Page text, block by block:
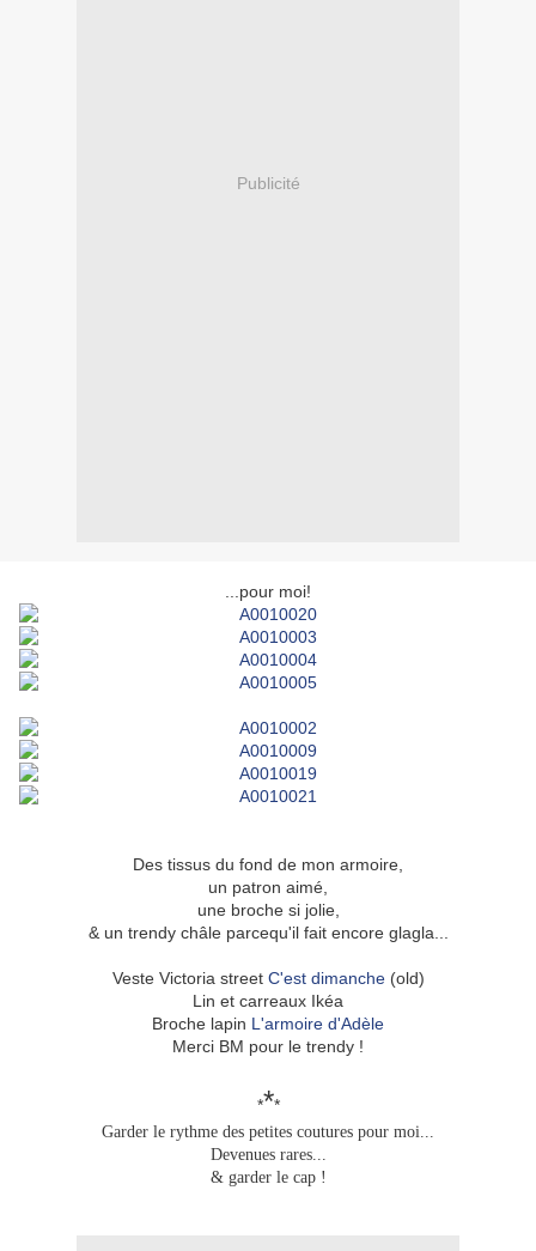
Publicité
...pour moi!
Des tissus du fond de mon armoire,
un patron aimé,
une broche si jolie,
& un trendy châle parcequ'il fait encore glagla...
Veste Victoria street C'est dimanche(old)
Lin et carreaux Ikéa
Broche lapin L'armoire d'Adèle
Merci BM pour le trendy !
***
Garder le rythme des petites coutures pour moi...
Devenues rares...
& garder le cap !